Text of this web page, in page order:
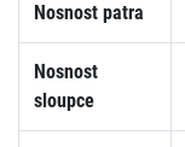
Nosnost patra
Nosnost
sloupce